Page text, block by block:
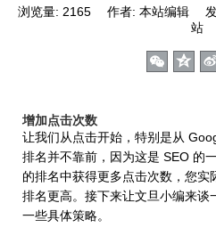
浏览量: 2165 作者: 本站编辑
站
增加点击次数
让我们从点击开始，特别是从
排名并不靠前，因为这是 SEO 的
的排名中获得更多点击次数，您
排名更高。接下来让文旦小编来谈
一些具体策略。